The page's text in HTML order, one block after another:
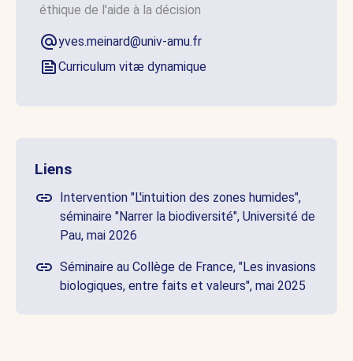
éthique de l'aide à la décision
yves.meinard@univ-amu.fr
Curriculum vitæ dynamique
Liens
Intervention "L'intuition des zones humides",
séminaire "Narrer la biodiversité", Université de
Pau, mai 2026
Séminaire au Collège de France, "Les invasions
biologiques, entre faits et valeurs", mai 2025